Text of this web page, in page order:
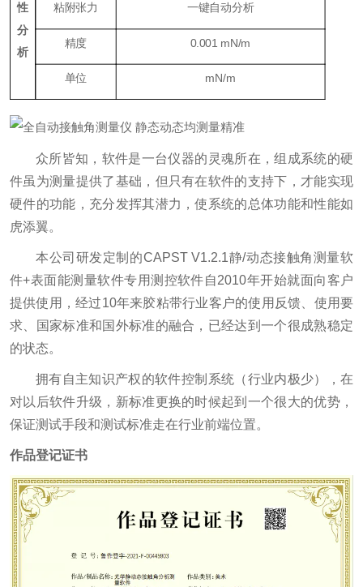
性
分
析
粘附张力 一键自动分析
精度 0.001 mN/m
单位 mN/m
众所皆知，软件是一台仪器的灵魂所在，组成系统的硬
件虽为测量提供了基础，但只有在软件的支持下，才能实现
硬件的功能，充分发挥其潜力，使系统的总体功能和性能如
虎添翼。
本公司研发定制的CAPST V1.2.1静/动态接触角测量软
件+表面能测量软件专用测控软件自2010年开始就面向客户
提供使用，经过10年来胶粘带行业客户的使用反馈、使用要
求、国家标准和国外标准的融合，已经达到一个很成熟稳定
的状态。
拥有自主知识产权的软件控制系统（行业内极少），在
对以后软件升级，新标准更换的时候起到一个很大的优势，
保证测试手段和测试标准走在行业前端位置。
作品登记证书